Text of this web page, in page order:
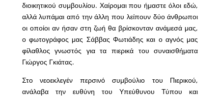
διοικητικού συμβουλίου. Χαίρομαι που ήμαστε όλοι εδώ,
αλλά λυπάμαι από την άλλη που λείπουν δύο άνθρωποι
οι οποίοι αν ήσαν στη ζωή θα βρίσκονταν ανάμεσά μας,
ο φωτογράφος μας Σάββας Φωτιάδης και ο αγνός μας
φίλαθλος γνωστός για τα πιερικά του συναισθήματα
Γιώργος Γκιάτας.
Στο νεοεκλεγέν περσινό συμβούλιο του Πιερικού,
ανάλαβα την ευθύνη του Υπεύθυνου Τύπου και